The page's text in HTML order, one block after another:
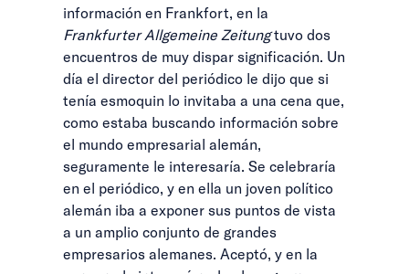
información en Frankfort, en la
Frankfurter Allgemeine Zeitungtuvo dos
encuentros de muy dispar significación. Un
día el director del periódico le dijo que si
tenía esmoquin lo invitaba a una cena que,
como estaba buscando información sobre
el mundo empresarial alemán,
seguramente le interesaría. Se celebraría
en el periódico, y en ella un joven político
alemán iba a exponer sus puntos de vista
a un amplio conjunto de grandes
empresarios alemanes. Aceptó, y en la